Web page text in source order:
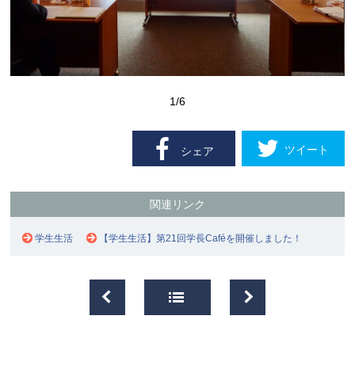
1/6
シェア ツイート
関連リンク
学生生活 【学生生活】第21回学長Caféを開催しました！